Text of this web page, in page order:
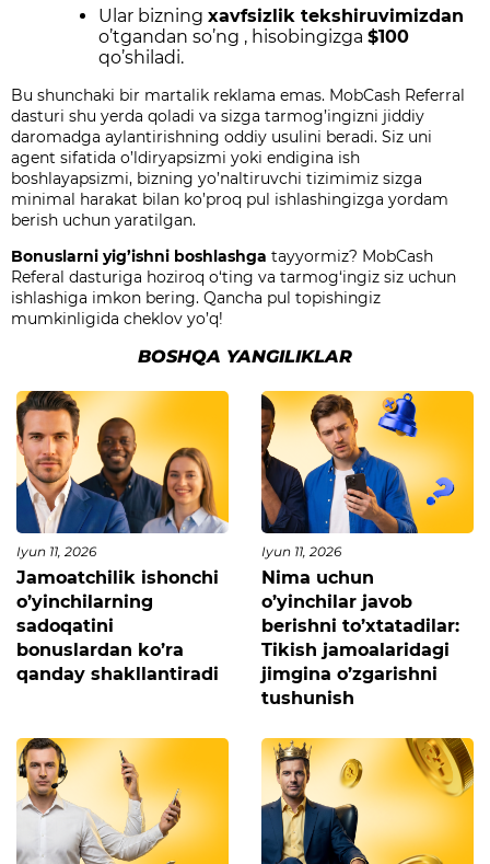
Ular bizning xavfsizlik tekshiruvimizdan
o’tgandan so’ng , hisobingizga $100
qo’shiladi.
Bu shunchaki bir martalik reklama emas. MobCash Referral
dasturi shu yerda qoladi va sizga tarmog’ingizni jiddiy
daromadga aylantirishning oddiy usulini beradi. Siz uni
agent sifatida o’ldiryapsizmi yoki endigina ish
boshlayapsizmi, bizning yo’naltiruvchi tizimimiz sizga
minimal harakat bilan ko’proq pul ishlashingizga yordam
berish uchun yaratilgan.
Bonuslarni yig’ishni boshlashga tayyormiz? MobCash
Referal dasturiga hoziroq o‘ting va tarmog‘ingiz siz uchun
ishlashiga imkon bering. Qancha pul topishingiz
mumkinligida cheklov yo’q!
BOSHQA YANGILIKLAR
Iyun 11, 2026
Jamoatchilik ishonchi
o’yinchilarning
sadoqatini
bonuslardan ko’ra
qanday shakllantiradi
Iyun 11, 2026
Nima uchun
o’yinchilar javob
berishni to’xtatadilar:
Tikish jamoalaridagi
jimgina o’zgarishni
tushunish